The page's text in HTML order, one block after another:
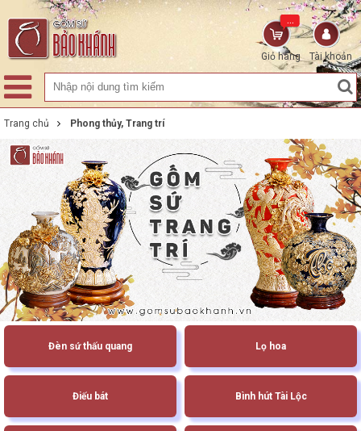
Tài khoản
Giỏ hàng
...
Trang chủ Phong thủy, Trang trí
Đèn sứ thấu quang Lọ hoa
Điếu bát Bình hút Tài Lộc